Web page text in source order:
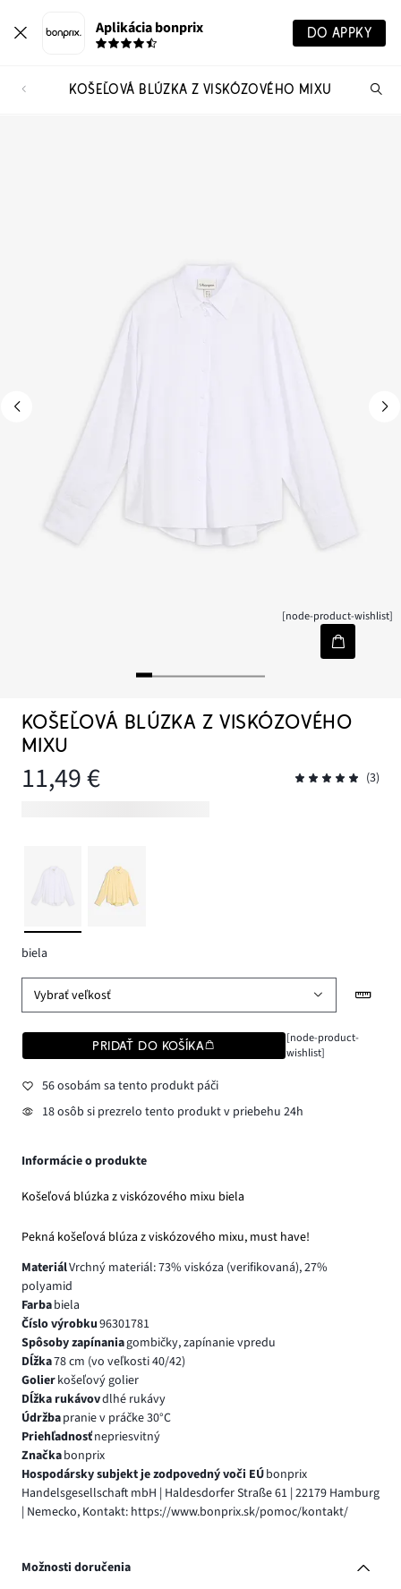
Aplikácia bonprix DO APPKY
KOŠEĽOVÁ BLÚZKA Z VISKÓZOVÉHO MIXU
[node-product-wishlist]
KOŠEĽOVÁ BLÚZKA Z VISKÓZOVÉHO
MIXU
11,49 € (3)
biela
Vybrať veľkosť
PRIDAŤ DO KOŠÍKA
[node-product-
wishlist]
56 osobám sa tento produkt páči
18 osôb si prezrelo tento produkt v priebehu 24h
Informácie o produkte
Košeľová blúzka z viskózového mixu biela
Pekná košeľová blúza z viskózového mixu, must have!
MateriálVrchný materiál: 73% viskóza (verifikovaná), 27%
polyamid
Farbabiela
Číslo výrobku96301781
Spôsoby zapínaniagombičky, zapínanie vpredu
Dĺžka78 cm (vo veľkosti 40/42)
Golierkošeľový golier
Dĺžka rukávovdlhé rukávy
Údržbapranie v práčke 30°C
Priehľadnosťnepriesvitný
Značkabonprix
Hospodársky subjekt je zodpovedný voči EÚbonprix
Handelsgesellschaft mbH | Haldesdorfer Straße 61 | 22179 Hamburg
| Nemecko, Kontakt: https://www.bonprix.sk/pomoc/kontakt/
Možnosti doručenia